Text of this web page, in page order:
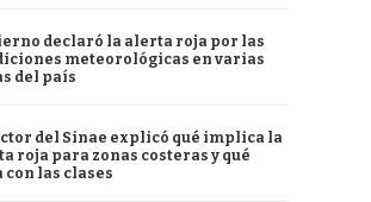
declaró la alerta roja por las
meteorológicas en varias
del país
del Sinae explicó qué implica la
roja para zonas costeras y qué
con las clases